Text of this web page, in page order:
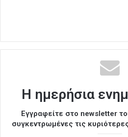
Η ημερήσια
Εγγραφείτε στο newsletter
συγκεντρωμένες τις